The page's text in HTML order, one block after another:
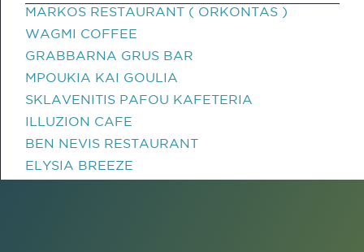
MARKOS RESTAURANT ( ORKONTAS )
WAGMI COFFEE
GRABBARNA GRUS BAR
MPOUKIA KAI GOULIA
SKLAVENITIS PAFOU KAFETERIA
ILLUZION CAFE
BEN NEVIS RESTAURANT
ELYSIA BREEZE